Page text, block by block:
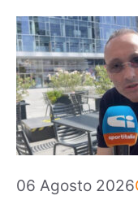
06 Agosto 2026